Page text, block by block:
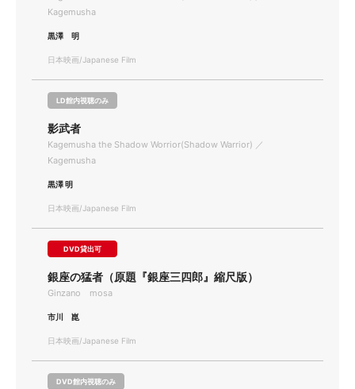
Kagemusha
黒澤 明
日本映画/Japanese Film
LD館内視聴のみ
影武者
Kagemusha the Shadow Worrior(Shadow Warrior) ／
Kagemusha
黒澤 明
日本映画/Japanese Film
DVD貸出可
銀座の猛者（原題『銀座三四郎』縮尺版）
Ginzano mosa
市川 崑
日本映画/Japanese Film
DVD館内視聴のみ